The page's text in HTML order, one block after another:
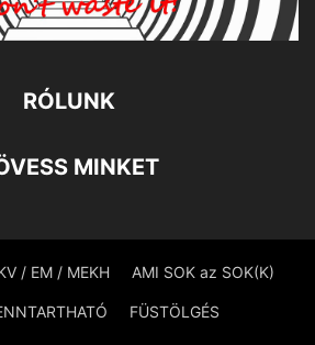
RÓLUNK
MINKET
/ EM / MEKH AMI SOK az SOK(K)
FÜSTÖLGÉS